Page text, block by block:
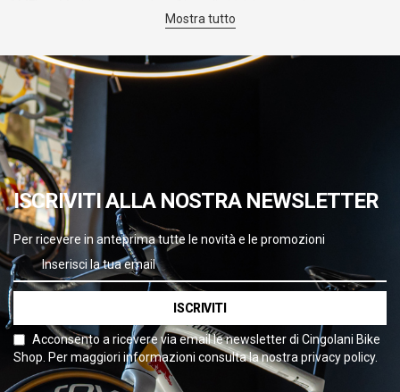
gamma completa di componenti ed accessori. Cerchi un ricambio
puoi trovare un'ampia gamma di opzioni. Abbigliamento ciclismo e
running. Naviga tra le categorie del nostro catalogo, filtra per
marchio ed acquista con la sicurezza di Paypal. Buona navigazione.
Mostra tutto
ISCRIVITI ALLA NOSTRA NEWSLETTER
Per ricevere in anteprima tutte le novità e le promozioni
ISCRIVITI
Acconsento a ricevere via email le newsletter di Cingolani Bike
Shop. Per maggiori informazioni consulta la nostra privacy policy.